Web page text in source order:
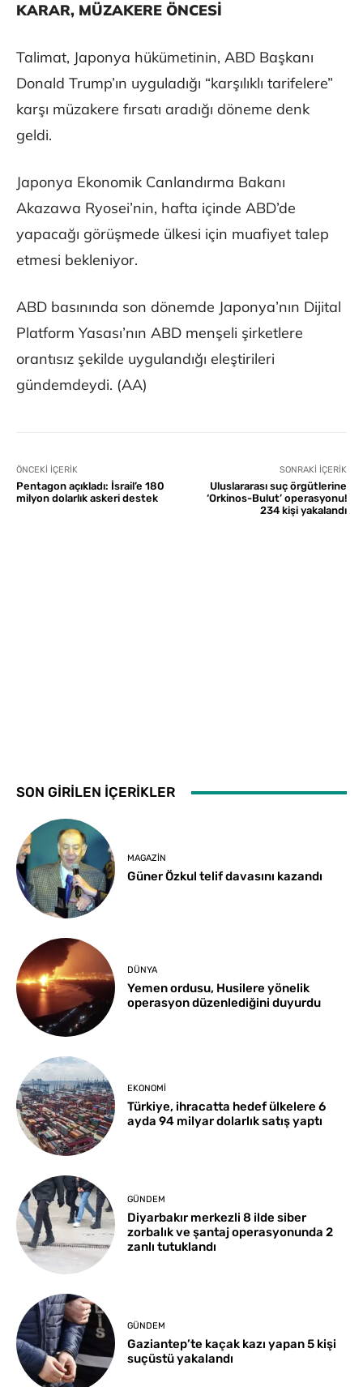
KARAR, MÜZAKERE ÖNCESİ
Talimat, Japonya hükümetinin, ABD Başkanı
Donald Trump’ın uyguladığı “karşılıklı tarifelere”
karşı müzakere fırsatı aradığı döneme denk
geldi.
Japonya Ekonomik Canlandırma Bakanı
Akazawa Ryosei’nin, hafta içinde ABD’de
yapacağı görüşmede ülkesi için muafiyet talep
etmesi bekleniyor.
ABD basınında son dönemde Japonya’nın Dijital
Platform Yasası’nın ABD menşeli şirketlere
orantısız şekilde uygulandığı eleştirileri
gündemdeydi. (AA)
ÖNCEKI İÇERIK
Pentagon açıkladı: İsrail’e 180
milyon dolarlık askeri destek
SONRAKI İÇERIK
Uluslararası suç örgütlerine
‘Orkinos-Bulut’ operasyonu!
234 kişi yakalandı
SON GİRİLEN İÇERİKLER
MAGAZIN
Güner Özkul telif davasını kazandı
DÜNYA
Yemen ordusu, Husilere yönelik
operasyon düzenlediğini duyurdu
EKONOMI
Türkiye, ihracatta hedef ülkelere 6
ayda 94 milyar dolarlık satış yaptı
GÜNDEM
Diyarbakır merkezli 8 ilde siber
zorbalık ve şantaj operasyonunda 2
zanlı tutuklandı
GÜNDEM
Gaziantep’te kaçak kazı yapan 5 kişi
suçüstü yakalandı